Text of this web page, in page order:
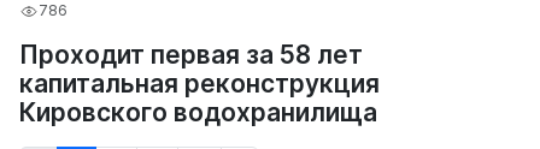
786
Проходит первая за 58 лет
капитальная реконструкция
Кировского водохранилища